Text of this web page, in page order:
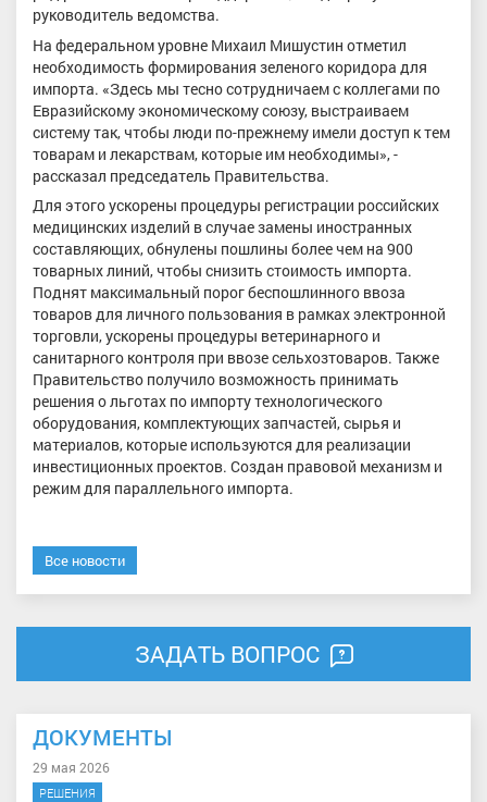
руководитель ведомства.
На федеральном уровне Михаил Мишустин отметил
необходимость формирования зеленого коридора для
импорта. «Здесь мы тесно сотрудничаем с коллегами по
Евразийскому экономическому союзу, выстраиваем
систему так, чтобы люди по-прежнему имели доступ к тем
товарам и лекарствам, которые им необходимы», -
рассказал председатель Правительства.
Для этого ускорены процедуры регистрации российских
медицинских изделий в случае замены иностранных
составляющих, обнулены пошлины более чем на 900
товарных линий, чтобы снизить стоимость импорта.
Поднят максимальный порог беспошлинного ввоза
товаров для личного пользования в рамках электронной
торговли, ускорены процедуры ветеринарного и
санитарного контроля при ввозе сельхозтоваров. Также
Правительство получило возможность принимать
решения о льготах по импорту технологического
оборудования, комплектующих запчастей, сырья и
материалов, которые используются для реализации
инвестиционных проектов. Создан правовой механизм и
режим для параллельного импорта.
Все новости
ЗАДАТЬ ВОПРОС
ДОКУМЕНТЫ
29 мая 2026
РЕШЕНИЯ